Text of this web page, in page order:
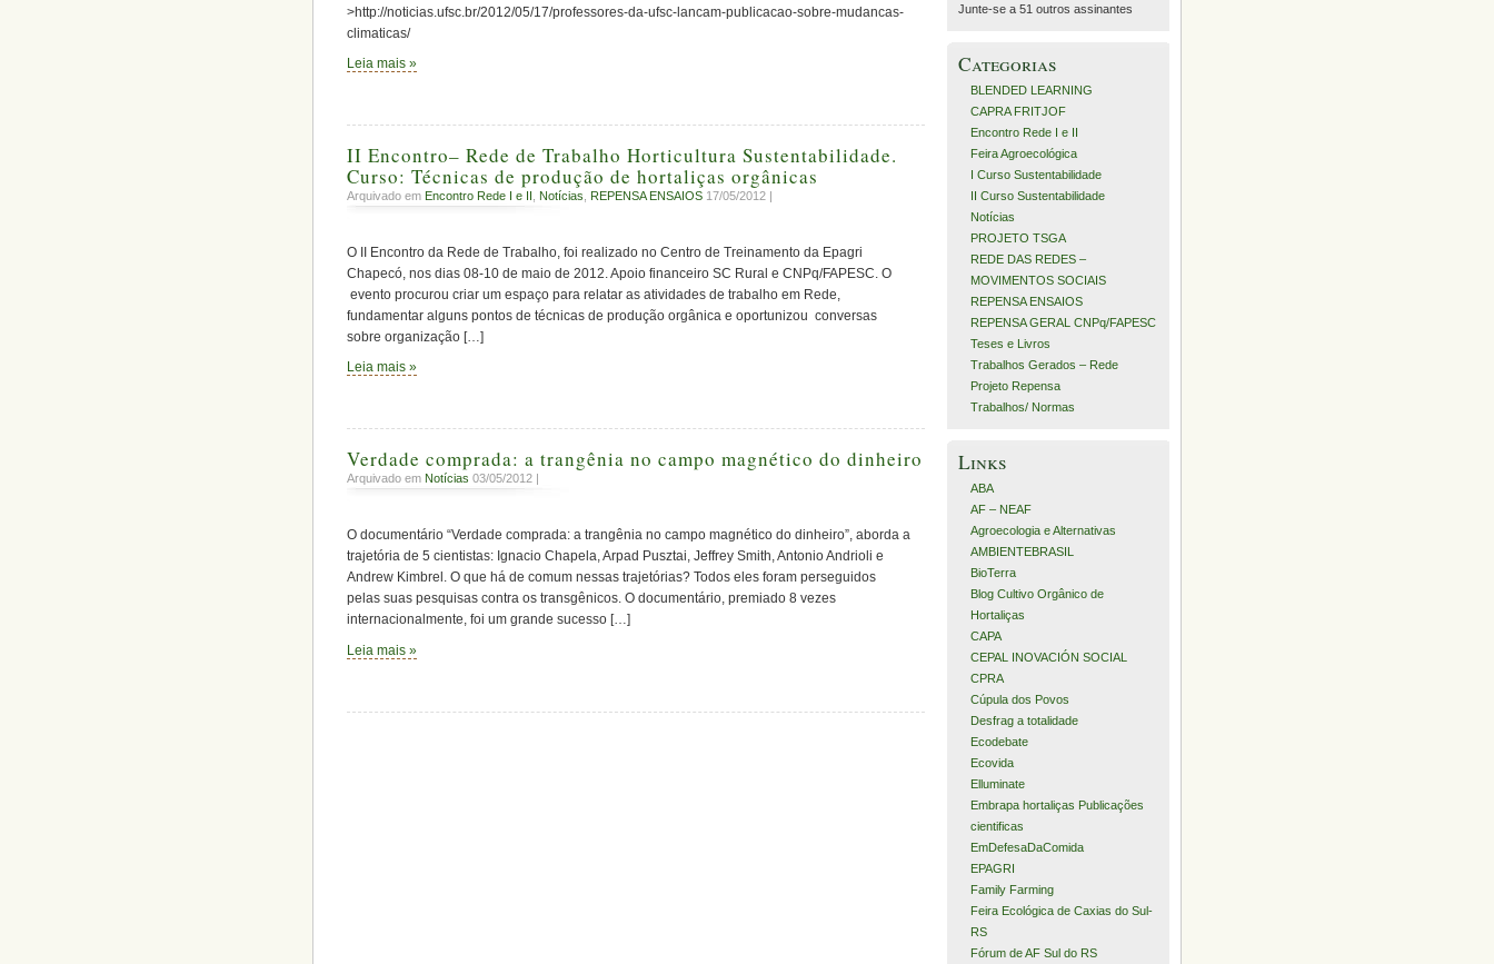
>http://noticias.ufsc.br/2012/05/17/professores-da-ufsc-lancam-publicacao-sobre-mudancas-
climaticas/
Leia mais »
II Encontro– Rede de Trabalho Horticultura Sustentabilidade.
Curso: Técnicas de produção de hortaliças orgânicas
Arquivado em Encontro Rede I e II Notícias REPENSA ENSAIOS 17/05/2012 |
O II Encontro da Rede de Trabalho, foi realizado no Centro de Treinamento da Epagri
Chapecó, nos dias 08-10 de maio de 2012. Apoio financeiro SC Rural e CNPq/FAPESC. O
evento procurou criar um espaço para relatar as atividades de trabalho em Rede,
fundamentar alguns pontos de técnicas de produção orgânica e oportunizou conversas
sobre organização […]
Leia mais »
Verdade comprada: a trangênia no campo magnético do dinheiro
Arquivado em Notícias 03/05/2012 |
O documentário “Verdade comprada: a trangênia no campo magnético do dinheiro”, aborda a
trajetória de 5 cientistas: Ignacio Chapela, Arpad Pusztai, Jeffrey Smith, Antonio Andrioli e
Andrew Kimbrel. O que há de comum nessas trajetórias? Todos eles foram perseguidos
pelas suas pesquisas contra os transgênicos. O documentário, premiado 8 vezes
internacionalmente, foi um grande sucesso […]
Leia mais »
Junte-se a 51 outros assinantes
Categorias
BLENDED LEARNING
CAPRA FRITJOF
Encontro Rede I e II
Feira Agroecológica
I Curso Sustentabilidade
II Curso Sustentabilidade
Notícias
PROJETO TSGA
REDE DAS REDES –
MOVIMENTOS SOCIAIS
REPENSA ENSAIOS
REPENSA GERAL CNPq/FAPESC
Teses e Livros
Trabalhos Gerados – Rede
Projeto Repensa
Trabalhos/ Normas
Links
ABA
AF – NEAF
Agroecologia e Alternativas
AMBIENTEBRASIL
BioTerra
Blog Cultivo Orgânico de
Hortaliças
CAPA
CEPAL INOVACIÓN SOCIAL
CPRA
Cúpula dos Povos
Desfrag a totalidade
Ecodebate
Ecovida
Elluminate
Embrapa hortaliças Publicações
cientificas
EmDefesaDaComida
EPAGRI
Family Farming
Feira Ecológica de Caxias do Sul-
RS
Fórum de AF Sul do RS